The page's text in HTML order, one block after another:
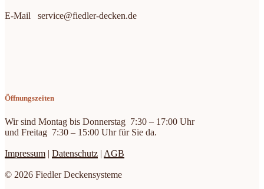
E-Mail service@fiedler-decken.de
Öffnungszeiten
Wir sind Montag bis Donnerstag 7:30 – 17:00 Uhr
und Freitag 7:30 – 15:00 Uhr für Sie da.
Impressum | Datenschutz | AGB
© 2026 Fiedler Deckensysteme